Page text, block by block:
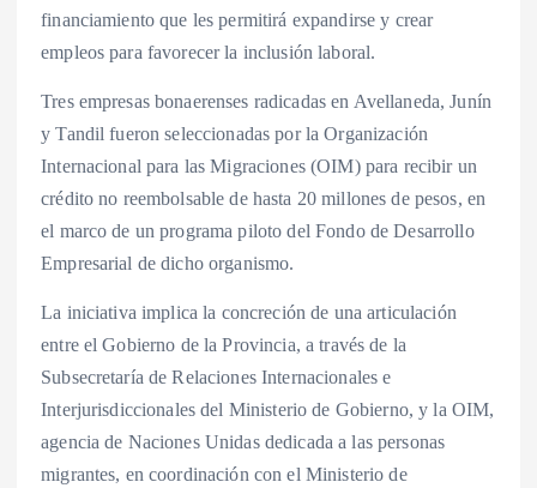
financiamiento que les permitirá expandirse y crear
empleos para favorecer la inclusión laboral.
Tres empresas bonaerenses radicadas en Avellaneda, Junín
y Tandil fueron seleccionadas por la Organización
Internacional para las Migraciones (OIM) para recibir un
crédito no reembolsable de hasta 20 millones de pesos, en
el marco de un programa piloto del Fondo de Desarrollo
Empresarial de dicho organismo.
La iniciativa implica la concreción de una articulación
entre el Gobierno de la Provincia, a través de la
Subsecretaría de Relaciones Internacionales e
Interjurisdiccionales del Ministerio de Gobierno, y la OIM,
agencia de Naciones Unidas dedicada a las personas
migrantes, en coordinación con el Ministerio de